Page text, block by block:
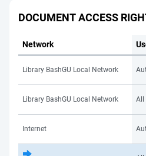
DOCUMENT ACCESS
Network
Library BashGU Local Network
Library BashGU Local Network All
Internet